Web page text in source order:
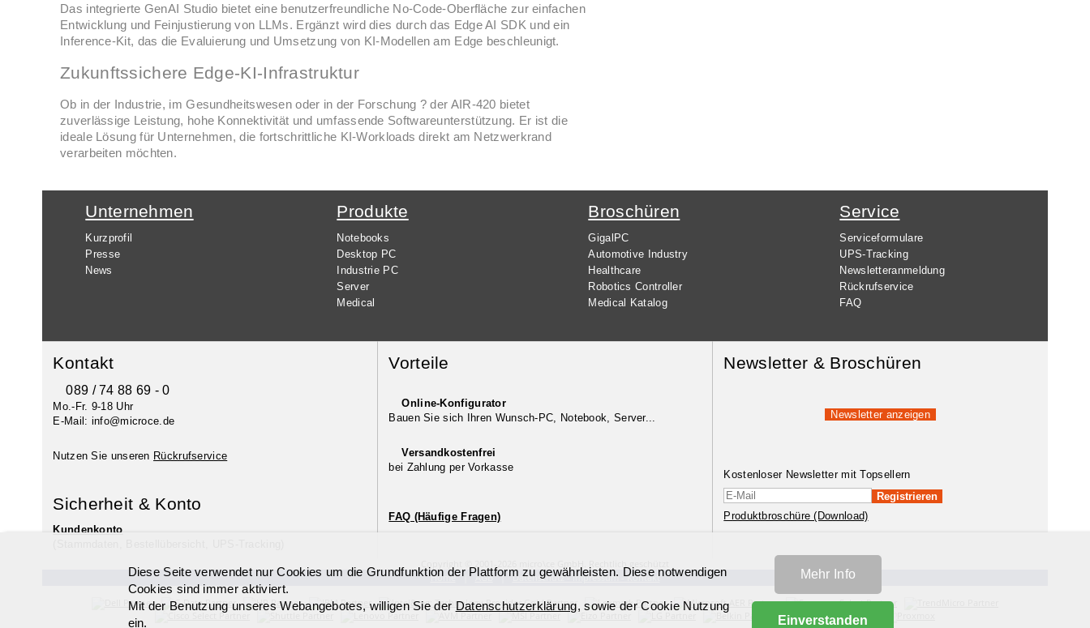
Das integrierte GenAI Studio bietet eine benutzerfreundliche No-Code-Oberfläche zur einfachen
Entwicklung und Feinjustierung von LLMs. Ergänzt wird dies durch das Edge AI SDK und ein
Inference-Kit, das die Evaluierung und Umsetzung von KI-Modellen am Edge beschleunigt.
Zukunftssichere Edge-KI-Infrastruktur
Ob in der Industrie, im Gesundheitswesen oder in der Forschung ? der AIR-420 bietet
zuverlässige Leistung, hohe Konnektivität und umfassende Softwareunterstützung. Er ist die
ideale Lösung für Unternehmen, die fortschrittliche KI-Workloads direkt am Netzwerkrand
verarbeiten möchten.
Unternehmen
Kurzprofil
Presse
News
Produkte
Notebooks
Desktop PC
Industrie PC
Server
Medical
Broschüren
GigalPC
Automotive Industry
Healthcare
Robotics Controller
Medical Katalog
Service
Serviceformulare
UPS-Tracking
Newsletteranmeldung
Rückrufservice
FAQ
Kontakt
089 / 74 88 69 - 0
Mo.-Fr. 9-18 Uhr
E-Mail: info@microce.de
Nutzen Sie unseren Rückrufservice
Sicherheit & Konto
Kundenkonto
Vorteile
Online-Konfigurator
Bauen Sie sich Ihren Wunsch-PC, Notebook, Server...
Versandkostenfrei
bei Zahlung per Vorkasse
FAQ (Häufige Fragen)
Newsletter & Broschüren
Newsletter anzeigen
Kostenloser Newsletter mit Topsellern
Registrieren
Produktbroschüre (Download)
Home| AGB|Datenschutz - Impressum - Kontakt
Diese Seite verwendet nur Cookies um die Grundfunktion der Plattform zu gewährleisten. Diese notwendigen
Cookies sind immer aktiviert.
Mit der Benutzung unseres Webangebotes, willigen Sie der Datenschutzerklärung, sowie der Cookie Nutzung
ein.
Mehr Info
Einverstanden